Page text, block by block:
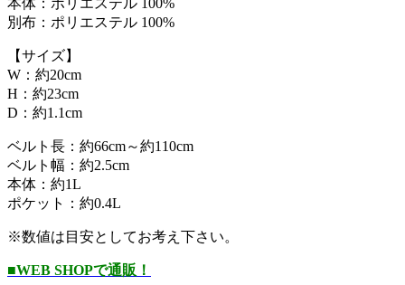
別布：ポリエステル 100%
【サイズ】
W：約20cm
H：約23cm
D：約1.1cm
ベルト長：約66cm～約110cm
ベルト幅：約2.5cm
本体：約1L
ポケット：約0.4L
※数値は目安としてお考え下さい。
■WEB SHOPで通販！